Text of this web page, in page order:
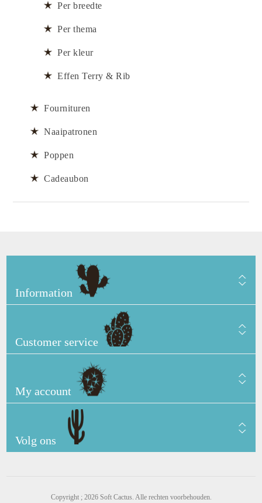
Per breedte
Per thema
Per kleur
Effen Terry & Rib
Fournituren
Naaipatronen
Poppen
Cadeaubon
Information
Customer service
My account
Volg ons
Copyright ; 2026 Soft Cactus. Alle rechten voorbehouden.